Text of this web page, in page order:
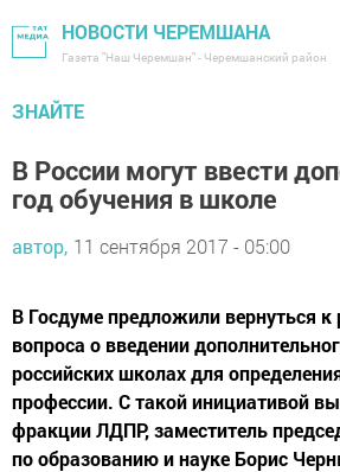
НОВОСТИ ЧЕРЕМШАНА
Газета "Наш Черемшан" - Черемшанский район
ЗНАЙТЕ
В России могут ввести
год обучения в школе
автор, 11 сентября 2017 - 05:00
В Госдуме предложили вернуться
вопроса о введении
российских школах для
профессии. С такой инициативой
фракции ЛДПР, заместитель
по образованию и науке Борис